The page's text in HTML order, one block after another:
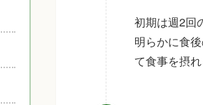
初期は週2回
明らかに食
て食事を摂